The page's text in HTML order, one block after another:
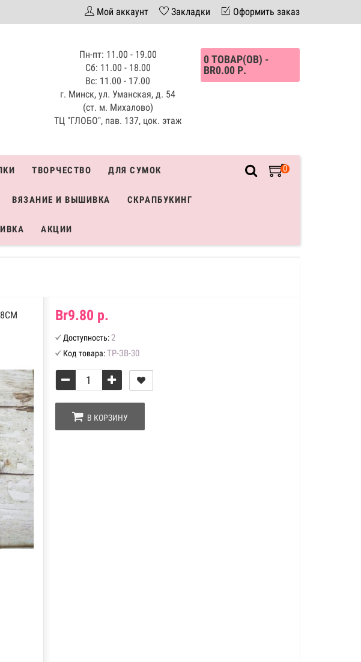
Мой аккаунт Закладки Оформить заказ
Пн-пт: 11.00 - 19.00
Сб: 11.00 - 18.00
Вс: 11.00 - 17.00
г. Минск, ул. Уманская, д. 54
(ст. м. Михалово)
ТЦ "ГЛОБО", пав. 137, цок. этаж
0 ТОВАР(ОВ) -
BR0.00 Р.
0
ТВОРЧЕСТВО ДЛЯ СУМОК
ВЯЗАНИЕ И ВЫШИВКА СКРАПБУКИНГ
АКЦИИ
Br9.80 р.
Доступность:2
Код товара: ТР-ЗВ-30
В КОРЗИНУ